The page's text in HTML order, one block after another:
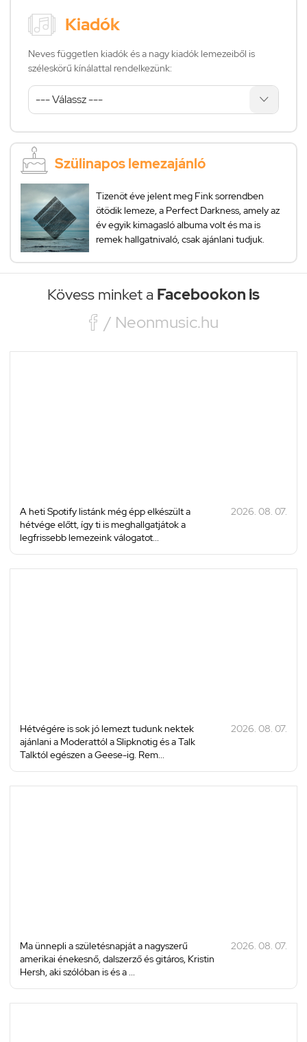
Kiadók
Neves független kiadók és a nagy kiadók lemezeiből is
széleskörű kínálattal rendelkezünk:
Szülinapos lemezajánló
Tizenöt éve jelent meg Fink sorrendben
ötödik lemeze, a Perfect Darkness, amely az
év egyik kimagasló albuma volt és ma is
remek hallgatnivaló, csak ajánlani tudjuk.
Kövess minket a Facebookon is
 / Neonmusic.hu
A heti Spotify listánk még épp elkészült a
hétvége előtt, így ti is meghallgatjátok a
legfrissebb lemezeink válogatot...
2026. 08. 07.
Hétvégére is sok jó lemezt tudunk nektek
ajánlani a Moderattól a Slipknotig és a Talk
Talktól egészen a Geese-ig. Rem...
2026. 08. 07.
Ma ünnepli a születésnapját a nagyszerű
amerikai énekesnő, dalszerző és gitáros, Kristin
Hersh, aki szólóban is és a ...
2026. 08. 07.